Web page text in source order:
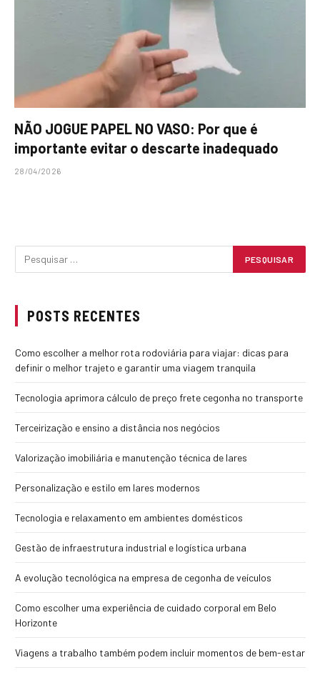
NÃO JOGUE PAPEL NO VASO: Por que é
importante evitar o descarte inadequado
28/04/2026
POSTS RECENTES
Como escolher a melhor rota rodoviária para viajar: dicas para
definir o melhor trajeto e garantir uma viagem tranquila
Tecnologia aprimora cálculo de preço frete cegonha no transporte
Terceirização e ensino a distância nos negócios
Valorização imobiliária e manutenção técnica de lares
Personalização e estilo em lares modernos
Tecnologia e relaxamento em ambientes domésticos
Gestão de infraestrutura industrial e logística urbana
A evolução tecnológica na empresa de cegonha de veículos
Como escolher uma experiência de cuidado corporal em Belo
Horizonte
Viagens a trabalho também podem incluir momentos de bem-estar